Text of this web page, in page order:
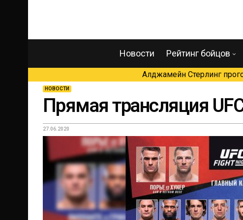
Новости Рейтинг бойцов
Алджамейн Стерлинг
НОВОСТИ
Прямая трансляция
27.06.2020